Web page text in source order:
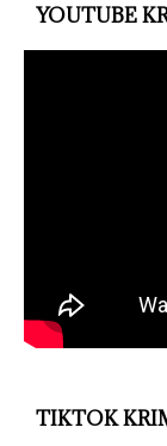
YOUTUBE
TIKTOK